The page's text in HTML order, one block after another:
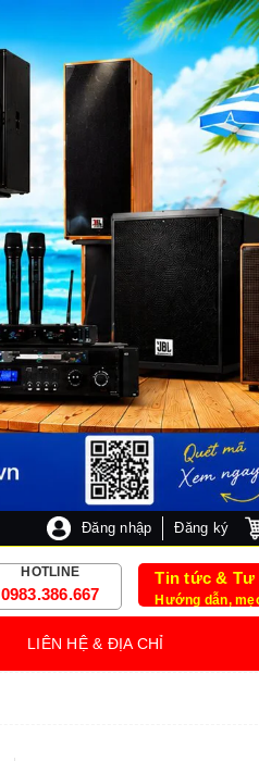
Đăng nhập Đăng ký
HOTLINE
0983.386.667
Tin tức & Tư
Hướng dẫn,
LIÊN HỆ & ĐỊA CHỈ